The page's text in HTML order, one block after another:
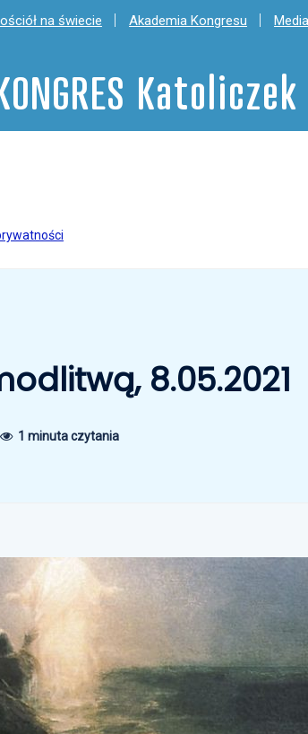
na świecie Akademia Kongresu
8.05.2021
1 minuta czytania